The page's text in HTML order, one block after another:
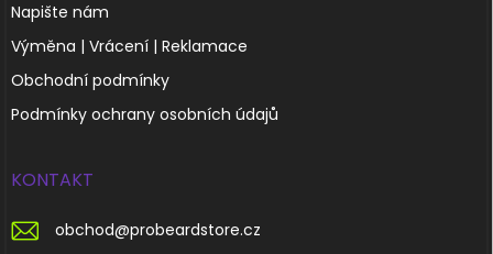
Napište nám
Výměna | Vrácení | Reklamace
Obchodní podmínky
Podmínky ochrany osobních údajů
KONTAKT
obchod@probeardstore.cz